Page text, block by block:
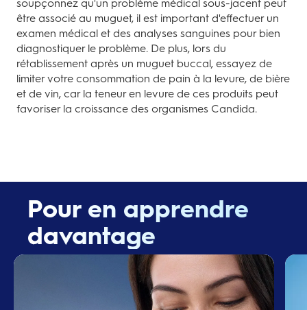
soupçonnez qu'un problème médical sous-jacent peut
être associé au muguet, il est important d'effectuer un
examen médical et des analyses sanguines pour bien
diagnostiquer le problème. De plus, lors du
rétablissement après un muguet buccal, essayez de
limiter votre consommation de pain à la levure, de bière
et de vin, car la teneur en levure de ces produits peut
favoriser la croissance des organismes Candida.
Pour en apprendre
davantage